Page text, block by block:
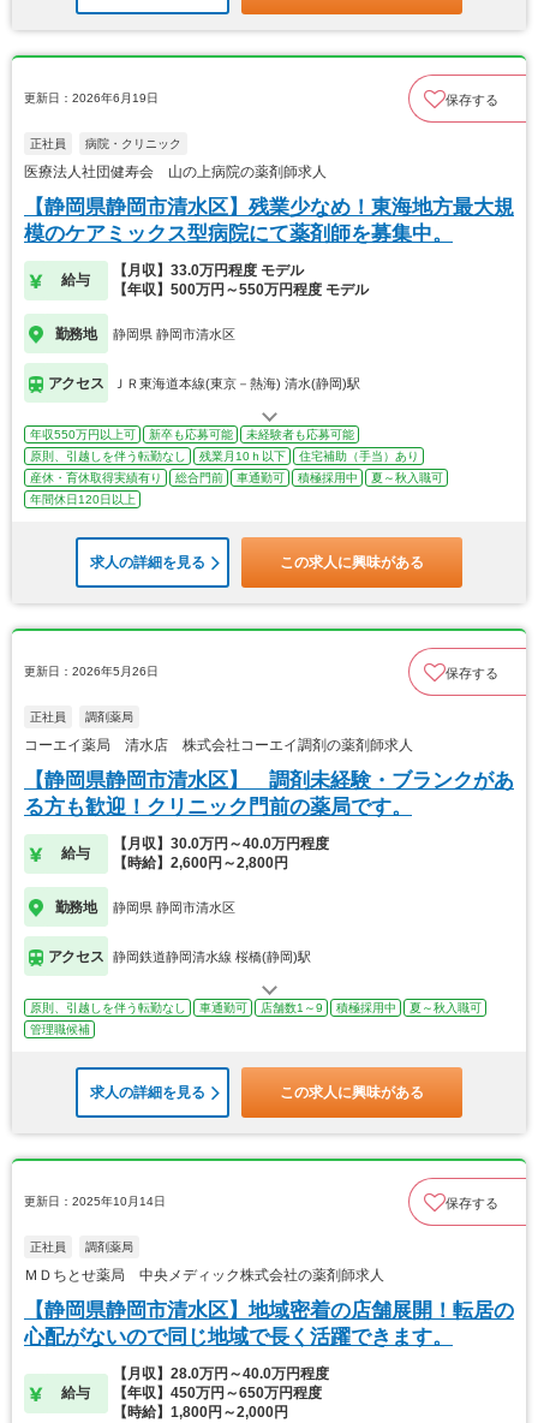
更新日：2026年6月19日 保存する
正社員 病院・クリニック
医療法人社団健寿会 山の上病院の薬剤師求人
【静岡県静岡市清水区】残業少なめ！東海地方最大規
模のケアミックス型病院にて薬剤師を募集中。
給与
【月収】33.0万円程度 モデル
【年収】500万円～550万円程度 モデル
勤務地 静岡県 静岡市清水区
アクセス ＪＲ東海道本線(東京－熱海) 清水(静岡)駅
年収550万円以上可 新卒も応募可能
未経験者も応募可能
原則、引越しを伴う転勤なし
残業月10ｈ以下
住宅補助（手当）あり
産休・育休取得実績有り
総合門前 車通勤可 積極採用中
夏～秋入職可
年間休日120日以上
求人の詳細を見る この求人に興味がある
更新日：2026年5月26日 保存する
正社員 調剤薬局
コーエイ薬局 清水店 株式会社コーエイ調剤の薬剤師求人
【静岡県静岡市清水区】 調剤未経験・ブランクがあ
る方も歓迎！クリニック門前の薬局です。
給与
【月収】30.0万円～40.0万円程度
【時給】2,600円～2,800円
勤務地 静岡県 静岡市清水区
アクセス 静岡鉄道静岡清水線 桜橋(静岡)駅
原則、引越しを伴う転勤なし 車通勤可 店舗数1～9 積極採用中
夏～秋入職可
管理職候補
求人の詳細を見る この求人に興味がある
更新日：2025年10月14日 保存する
正社員 調剤薬局
ＭＤちとせ薬局 中央メディック株式会社の薬剤師求人
【静岡県静岡市清水区】地域密着の店舗展開！転居の
心配がないので同じ地域で長く活躍できます。
給与
【月収】28.0万円～40.0万円程度
【年収】450万円～650万円程度
【時給】1,800円～2,000円